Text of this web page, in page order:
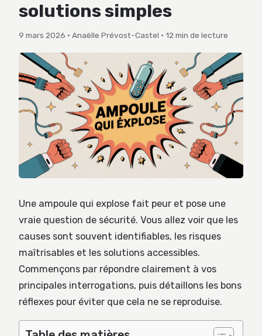
solutions simples
9 mars 2026 · Anaëlle Prévost-Castel · 12 min de lecture
Une ampoule qui explose fait peur et pose une
vraie question de sécurité. Vous allez voir que les
causes sont souvent identifiables, les risques
maîtrisables et les solutions accessibles.
Commençons par répondre clairement à vos
principales interrogations, puis détaillons les bons
réflexes pour éviter que cela ne se reproduise.